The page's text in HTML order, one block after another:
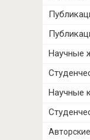
Научные
Научные